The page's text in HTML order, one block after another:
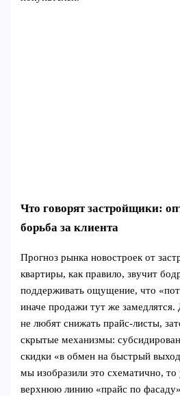
Что говорят застройщики:
борьба за клиента
Прогноз рынка новостроек от
квартиры, как правило, звучит
поддерживать ощущение, что
иначе продажи тут же
не любят снижать прайс-листы,
скрытые механизмы:
скидки «в обмен на быстрый
мы изобразили это схематично,
верхнюю линию «прайс по